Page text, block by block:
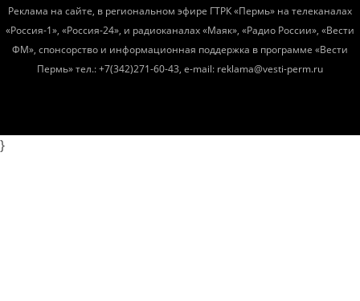
Реклама на сайте, в региональном эфире ГТРК «Пермь» на телеканалах
«Россия-1», «Россия-24», и радиоканалах «Маяк», «Радио России», «Вести
ФМ», спонсорство и информационная поддержка в программе «Вести
Пермь» тел.: +7(342)271-60-43, e-mail: reklama@vesti-perm.ru
}